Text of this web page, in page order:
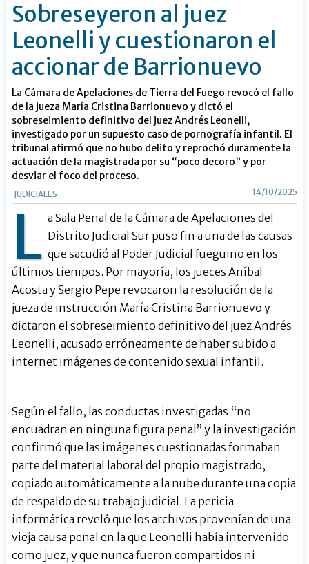
Sobreseyeron al juez
Leonelli y cuestionaron el
accionar de Barrionuevo
La Cámara de Apelaciones de Tierra del Fuego revocó el fallo
de la jueza María Cristina Barrionuevo y dictó el
sobreseimiento definitivo del juez Andrés Leonelli,
investigado por un supuesto caso de pornografía infantil. El
tribunal afirmó que no hubo delito y reprochó duramente la
actuación de la magistrada por su “poco decoro” y por
desviar el foco del proceso.
JUDICIALES 14/10/2025
L a Sala Penal de la Cámara de Apelaciones del
Distrito Judicial Sur puso fin a una de las causas
que sacudió al Poder Judicial fueguino en los
últimos tiempos. Por mayoría, los jueces Aníbal
Acosta y Sergio Pepe revocaron la resolución de la
jueza de instrucción María Cristina Barrionuevo y
dictaron el sobreseimiento definitivo del juez Andrés
Leonelli, acusado erróneamente de haber subido a
internet imágenes de contenido sexual infantil.
Según el fallo, las conductas investigadas “no
encuadran en ninguna figura penal” y la investigación
confirmó que las imágenes cuestionadas formaban
parte del material laboral del propio magistrado,
copiado automáticamente a la nube durante una copia
de respaldo de su trabajo judicial. La pericia
informática reveló que los archivos provenían de una
vieja causa penal en la que Leonelli había intervenido
como juez, y que nunca fueron compartidos ni